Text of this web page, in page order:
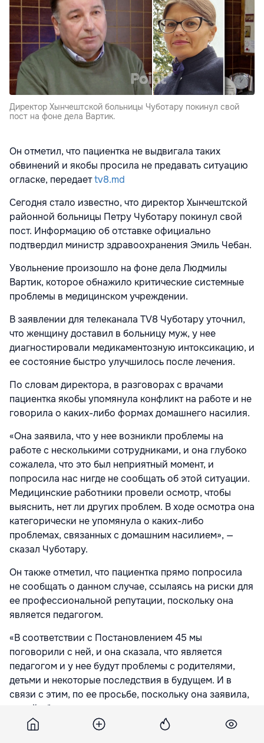
Директор Хынчештской больницы Чуботару покинул свой
пост на фоне дела Вартик.
Он отметил, что пациентка не выдвигала таких
обвинений и якобы просила не предавать ситуацию
огласке, передаетtv8.md
Сегодня стало известно, что директор Хынчештской
районной больницы Петру Чуботару покинул свой
пост. Информацию об отставке официально
подтвердил министр здравоохранения Эмиль Чебан.
Увольнение произошло на фоне дела Людмилы
Вартик, которое обнажило критические системные
проблемы в медицинском учреждении.
В заявлении для телеканала TV8 Чуботару уточнил,
что женщину доставил в больницу муж, у нее
диагностировали медикаментозную интоксикацию, и
ее состояние быстро улучшилось после лечения.
По словам директора, в разговорах с врачами
пациентка якобы упомянула конфликт на работе и не
говорила о каких-либо формах домашнего насилия.
«Она заявила, что у нее возникли проблемы на
работе с несколькими сотрудниками, и она глубоко
сожалела, что это был неприятный момент, и
попросила нас нигде не сообщать об этой ситуации.
Медицинские работники провели осмотр, чтобы
выяснить, нет ли других проблем. В ходе осмотра она
категорически не упомянула о каких-либо
проблемах, связанных с домашним насилием», —
сказал Чуботару.
Он также отметил, что пациентка прямо попросила
не сообщать о данном случае, ссылаясь на риски для
ее профессиональной репутации, поскольку она
является педагогом.
«В соответствии с Постановлением 45 мы
поговорили с ней, и она сказала, что является
педагогом и у нее будут проблемы с родителями,
детьми и некоторые последствия в будущем. И в
связи с этим, по ее просьбе, поскольку она заявила,
что ей абсолютно не нужны дополнительные
проблемы, мы не стали сообщать об этом случае. Но